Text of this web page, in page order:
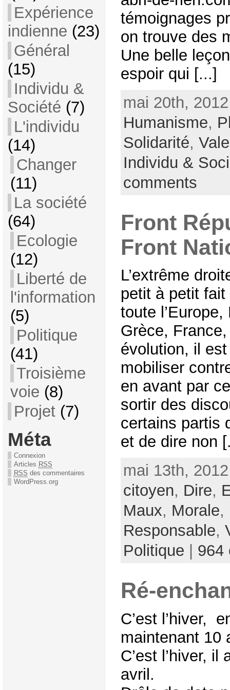
Expérience
indienne (23)
Général
(15)
Individu &
Société (7)
L'individu
(14)
Changer
(11)
La société
(64)
Ecologie
(12)
Liberté de
l'information
(5)
Politique
(41)
Troisième
voie (8)
Projet(7)
Méta
Connexion
Articles RSS
RSS des commentaires
WordPress.org
témoignages
on trouve des
Une belle
espoir qui [...]
mai 20th,
Humanisme,
Solidarité,
Individu &
comments
Front
Front
L’extrême
petit à petit
toute
Grèce,
évolution, il
mobiliser
en avant par
sortir des
certains partis
et de dire non
mai 13th,
citoyen, Dire,
Maux, Morale,
Responsable,
Politique
964
Ré-
C’est l’hiver,
maintenant 10
C’est l’hiver,
avril.